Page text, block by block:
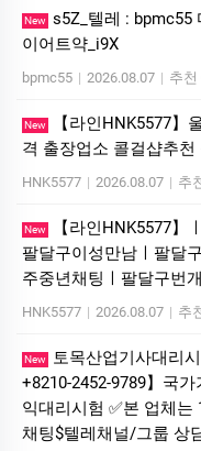
New s5Z_텔레 : bpmc55
이어트약_i9X
bpmc55 | 2026.08.07 | 추천
New
【라인HNK5577】
격 출장업소 콜걸샵추천
HNK5577 | 2026.08.07 | 추
New
【라인HNK5577】
팔달구이성만남ㅣ팔달
주중년채팅ㅣ팔달구번
HNK5577 | 2026.08.07 | 추
New
토목산업기사대리
+8210-2452-9789】국
익대리시험 ✅본 업체
채팅$텔레채널/그룹 상